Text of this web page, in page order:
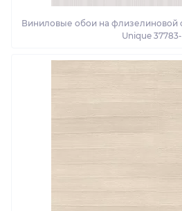
Виниловые обои на флизелиновой
Unique